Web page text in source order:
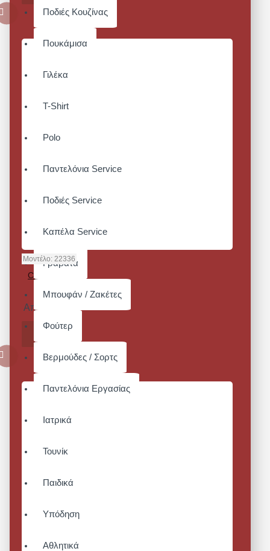
Ποδιές Κουζίνας
Πουκάμισα
Γιλέκα
T-Shirt
Polo
Παντελόνια Service
Ποδιές Service
Καπέλα Service
Γραβάτα
Μπουφάν / Ζακέτες
Φούτερ
Βερμούδες / Σορτς
Παντελόνια Εργασίας
Ιατρικά
Τουνίκ
Παιδικά
Υπόδηση
Αθλητικά
Μοντέλο: 22336
CONDOR ΙΙ-
Από 81,84€